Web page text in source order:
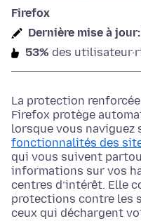
Firefox
Dernière mise à jour:
53% des
La protection
Firefox protège
lorsque vous naviguez
fonctionnalités des
qui vous suivent
informations sur vos
centres d’intérêt. Elle
protections contre les
ceux qui déchargent